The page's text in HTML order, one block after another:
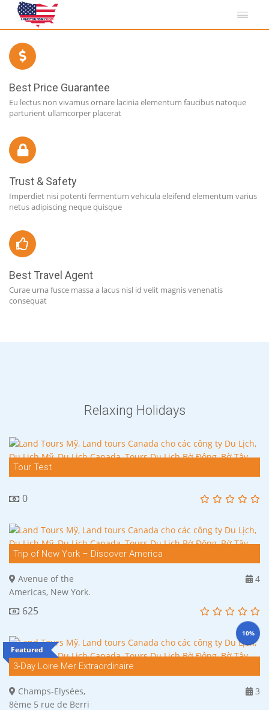
Best Price Guarantee
Eu lectus non vivamus ornare lacinia elementum faucibus natoque
parturient ullamcorper placerat
Trust & Safety
Imperdiet nisi potenti fermentum vehicula eleifend elementum varius
netus adipiscing neque quisque
Best Travel Agent
Curae urna fusce massa a lacus nisl id velit magnis venenatis
consequat
Relaxing Holidays
Tour Test
0
Trip of New York – Discover America
Avenue of the
Americas, New York.
4
625
Featured
10%
3-Day Loire Mer Extraordinaire
Champs-Elysées,
8ème 5 rue de Berri
3